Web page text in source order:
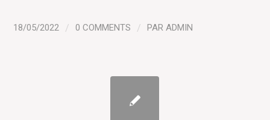
18/05/2022 / 0 COMMENTS / PARADMIN